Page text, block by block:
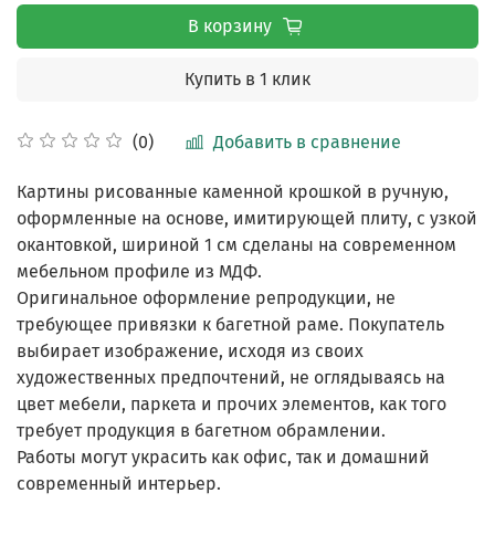
(0) Добавить в сравнение
В корзину
Купить в 1 клик
Картины рисованные каменной крошкой в ручную,
оформленные на основе, имитирующей плиту, с узкой
окантовкой, шириной 1 см сделаны на современном
мебельном профиле из МДФ.
Оригинальное оформление репродукции, не
требующее привязки к багетной раме. Покупатель
выбирает изображение, исходя из своих
художественных предпочтений, не оглядываясь на
цвет мебели, паркета и прочих элементов, как того
требует продукция в багетном обрамлении.
Работы могут украсить как офис, так и домашний
современный интерьер.